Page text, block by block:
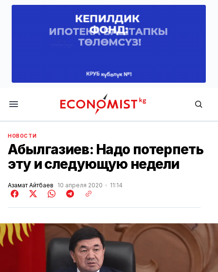
Economist.kg
НОВОСТИ
Абылгазиев: Надо потерпеть
эту и следующую недели
Азамат Айтбаев 10 апреля 2020 11:14